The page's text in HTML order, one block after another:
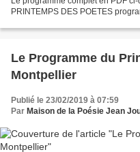
PRINTEMPS DES POETES
Le Programme du
Montpellier
Publié le 23/02/2019 à 07:59
Par Maison de la Poésie Jean